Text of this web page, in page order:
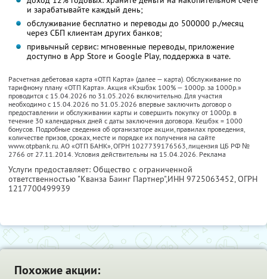
и зарабатывайте каждый день;
обслуживание бесплатно и переводы до 500000 р./месяц
через СБП клиентам других банков;
привычный сервис: мгновенные переводы, приложение
доступно в App Store и Google Play, поддержка в чате.
Расчетная дебетовая карта «ОТП Карта» (далее — карта). Обслуживание по
тарифному плану «ОТП Карта». Акция «Кэшбэк 100% — 1000р. за 1000р.»
проводится с 15.04.2026 по 31.05.2026 включительно. Для участия
необходимо с 15.04.2026 по 31.05.2026 впервые заключить договор о
предоставлении и обслуживании карты и совершить покупку от 1000р. в
течение 30 календарных дней с даты заключения договора. Кешбэк = 1000
бонусов. Подробные сведения об организаторе акции, правилах проведения,
количестве призов, сроках, месте и порядке их получения на сайте
www.otpbank.ru. АО «ОТП БАНК», ОГРН 1027739176563, лицензия ЦБ РФ №
2766 от 27.11.2014. Условия действительны на 15.04.2026. Реклама
Услуги предоставляет: Общество с ограниченной
ответственностью "Кванза Баинг Партнер",ИНН 9725063452, ОГРН
1217700499939
Похожие акции: